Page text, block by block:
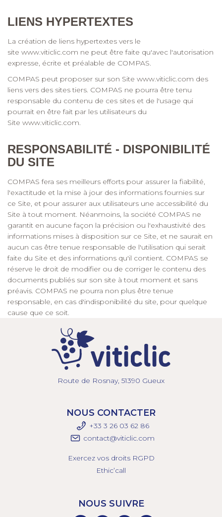
LIENS HYPERTEXTES
La création de liens hypertextes vers le
site www.viticlic.com ne peut être faite qu'avec l'autorisation
expresse, écrite et préalable de COMPAS.
COMPAS peut proposer sur son Site www.viticlic.com des
liens vers des sites tiers. COMPAS ne pourra être tenu
responsable du contenu de ces sites et de l'usage qui
pourrait en être fait par les utilisateurs du
Site www.viticlic.com.
RESPONSABILITÉ - DISPONIBILITÉ
DU SITE
COMPAS fera ses meilleurs efforts pour assurer la fiabilité,
l'exactitude et la mise à jour des informations fournies sur
ce Site, et pour assurer aux utilisateurs une accessibilité du
Site à tout moment. Néanmoins, la société COMPAS ne
garantit en aucune façon la précision ou l'exhaustivité des
informations mises à disposition sur ce Site, et ne saurait en
aucun cas être tenue responsable de l'utilisation qui serait
faite du Site et des informations qu'il contient. COMPAS se
réserve le droit de modifier ou de corriger le contenu des
documents publiés sur son site à tout moment et sans
préavis. COMPAS ne pourra non plus être tenue
responsable, en cas d'indisponibilité du site, pour quelque
cause que ce soit.
Route de Rosnay, 51390 Gueux
NOUS CONTACTER
+33 3 26 03 62 86
contact@viticlic.com
Exercez vos droits RGPD
Ethic’call
NOUS SUIVRE